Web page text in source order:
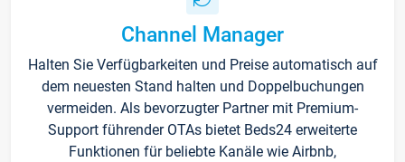
Channel Manager
Halten Sie Verfügbarkeiten und Preise automatisch auf
dem neuesten Stand halten und Doppelbuchungen
vermeiden. Als bevorzugter Partner mit Premium-
Support führender OTAs bietet Beds24 erweiterte
Funktionen für beliebte Kanäle wie Airbnb,